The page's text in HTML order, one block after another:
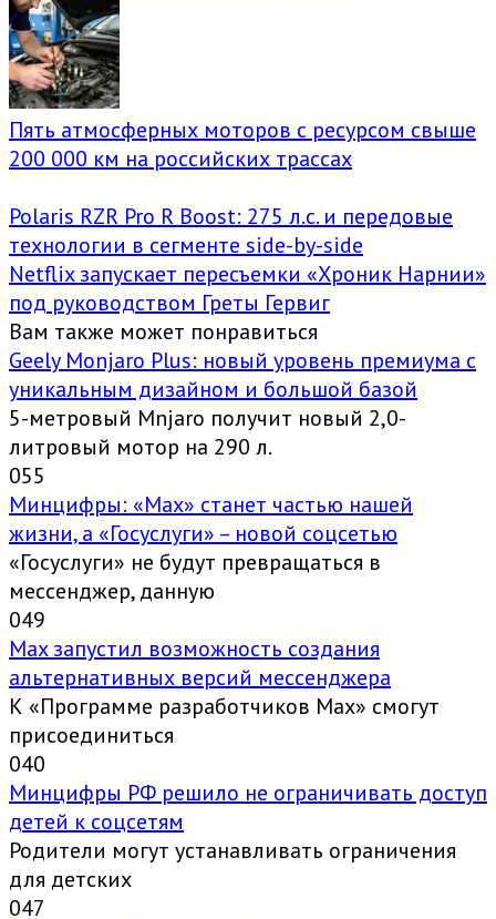
Пять атмосферных моторов с ресурсом свыше
200 000 км на российских трассах
Polaris RZR Pro R Boost: 275 л.с. и передовые
технологии в сегменте side-by-side
Netflix запускает пересъемки «Хроник Нарнии»
под руководством Греты Гервиг
Вам также может понравиться
Geely Monjaro Plus: новый уровень премиума с
уникальным дизайном и большой базой
5-метровый Mnjaro получит новый 2,0-
литровый мотор на 290 л.
055
Минцифры: «Max» станет частью нашей
жизни, а «Госуслуги» – новой соцсетью
«Госуслуги» не будут превращаться в
мессенджер, данную
049
Max запустил возможность создания
альтернативных версий мессенджера
К «Программе разработчиков Max» смогут
присоединиться
040
Минцифры РФ решило не ограничивать доступ
детей к соцсетям
Родители могут устанавливать ограничения
для детских
047